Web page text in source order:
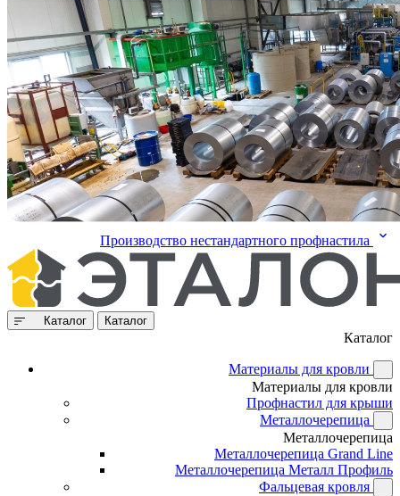
Производство нестандартного профнастила
Каталог Каталог
Каталог
Материалы для кровли
Материалы для кровли
Профнастил для крыши
Металлочерепица
Металлочерепица
Металлочерепица Grand Line
Металлочерепица Металл Профиль
Фальцевая кровля